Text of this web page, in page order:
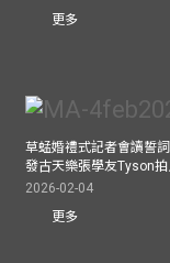
更多
草蜢婚禮式記者會讀誓
發古天樂張學友Tyson
2026-02-04
更多